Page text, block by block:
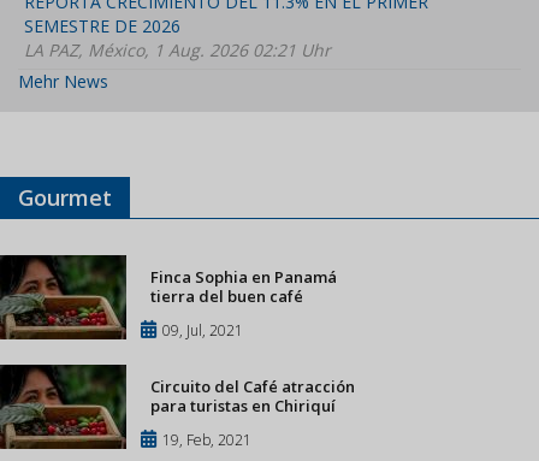
SEMESTRE DE 2026
LA PAZ, México, 1 Aug. 2026 02:21 Uhr
Mehr News
Gourmet
Finca Sophia en Panamá
tierra del buen café
09, Jul, 2021
Circuito del Café atracción
para turistas en Chiriquí
19, Feb, 2021